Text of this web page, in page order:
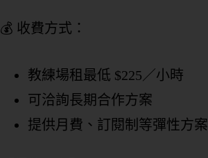
💰 收費方式：
教練場租最低 $225／小時
可洽詢長期合作方案
提供月費、訂閱制等彈性方案